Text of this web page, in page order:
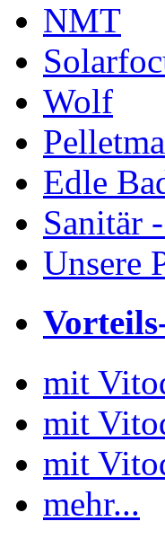
NMT
Wolf
Edle
Sanitär
Unsere
mit
mit
mit
mehr...